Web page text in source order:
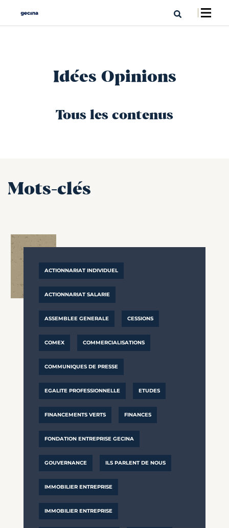
Idées Opinions
Tous les contenus
Mots-clés
ACTIONNARIAT INDIVIDUEL
ACTIONNARIAT SALARIE
ASSEMBLEE GENERALE CESSIONS
COMEX COMMERCIALISATIONS
COMMUNIQUES DE PRESSE
EGALITE PROFESSIONNELLE ETUDES
FINANCEMENTS VERTS FINANCES
FONDATION ENTREPRISE GECINA
GOUVERNANCE ILS PARLENT DE NOUS
IMMOBILIER ENTREPRISE
IMMOBILIER ENTREPRISE